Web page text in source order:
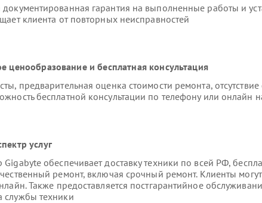
документированная гарантия на выполненные работы и
клиента от повторных неисправностей
ценообразование и бесплатная консультация
предварительная оценка стоимости ремонта,
бесплатной консультации по телефону или онлайн
услуг
обеспечивает доставку техники по всей РФ,
ремонт, включая срочный ремонт. Клиенты
Также предоставляется постгарантийное
службы техники